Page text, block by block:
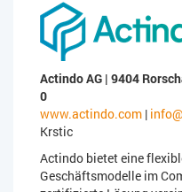
Actindo AG | 9404
0
www.actindo.com |
Krstic
Actindo bietet eine
Geschäftsmodelle im